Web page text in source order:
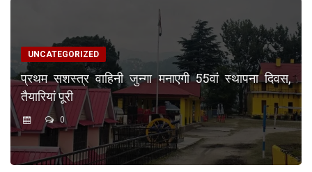
UNCATEGORIZED
प्रथम सशस्त्र वाहिनी जुन्गा मनाएगी 55वां स्थापना दिवस,
तैयारियां पूरी
0